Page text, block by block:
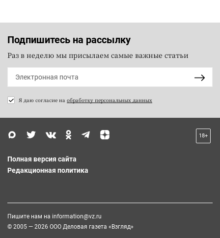
Подпишитесь на рассылку
Раз в неделю мы присылаем самые важные статьи
Я даю согласие на обработку персональных данных
18+
Полная версия сайта
Редакционная политика
Пишите нам на information@vz.ru
© 2005 — 2026 ООО Деловая газета «Взгляд»